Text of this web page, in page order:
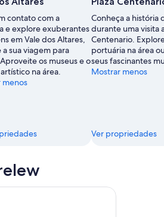
contato com a
e explore exuberantes
em Vale dos Altares,
sua viagem para
os museus e o
na área.
menos
Conheça a história
durante uma visita
Centenario.
portuária na área
seus fascinantes
Mostrar menos
Ver propriedades